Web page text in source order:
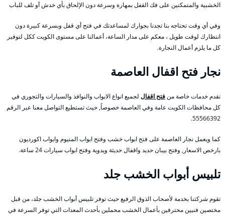
الخشبية والمتمكنين على فك القفل بمهارة وسرعة دون الإلحاق بأي خدش أو تلف للباب
وفي أي وقت تحتاجه بنا تجدنا بجوارك لمساعدتك في فتح أي قفل وبسرعة كبيرة دون
انتظارك لوقت طويل ، معكم على مدار الساعة، أعمالنا على مستوى الكويت ككل لتوفير
كل ما يلزم أعمال النجارة.
نجار فتح اقفال العاصمة
نقدم خدمات خاصة منفتح اقفال لجميع انواع الابواب والنوافذ والسيارات والتجوري في
كل محافظات الكويت عامة وفي العاصمة خصوصاً, حيث تستطيع التواصل معنا عبر الرقم
55566392.
كما ويعمل نجار العاصمة على فتح ابواب خشب وفتح ابواب المنيوم وابواب اكورديون
بارخص الاسعار, وفتح بيبان حديد واقفال حديثة ويدوية وفتح ابواب سيارات 24 ساعة.
تلبيس أبواب الخشب جلد
تقوم شركتنا بخدمة لأصحاب الذوق الرفيع حيث توفر تلبيس أبواب الخشب جلد، من قبل
مختصين فنيين محترفين بأعمال الخشب محملين بأحدث المعدات التي توفر السرعة في